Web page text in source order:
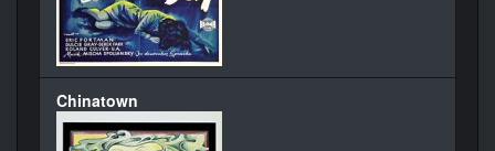
Chinatown